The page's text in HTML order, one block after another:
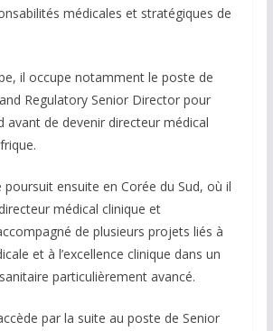
médicales et stratégiques de
il occupe notamment le poste de
Regulatory Senior Director pour
avant de devenir directeur médical
poursuit ensuite en Corée du Sud, où il
médical clinique et
de plusieurs projets liés à
et à l’excellence clinique dans un
particulièrement avancé.
par la suite au poste de Senior